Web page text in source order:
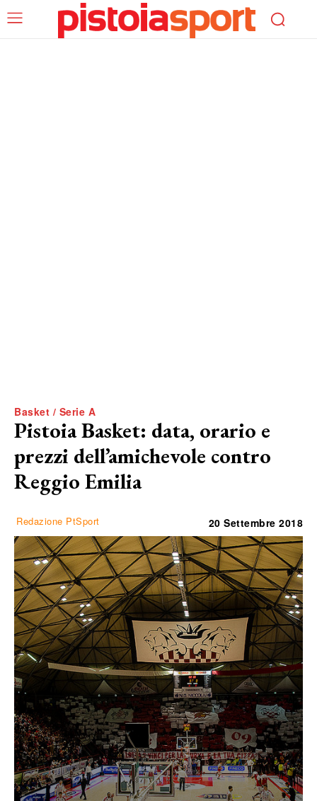
Basket / Serie A
Pistoia Basket: data, orario e
prezzi dell’amichevole contro
Reggio Emilia
Redazione PtSport 20 Settembre 2018